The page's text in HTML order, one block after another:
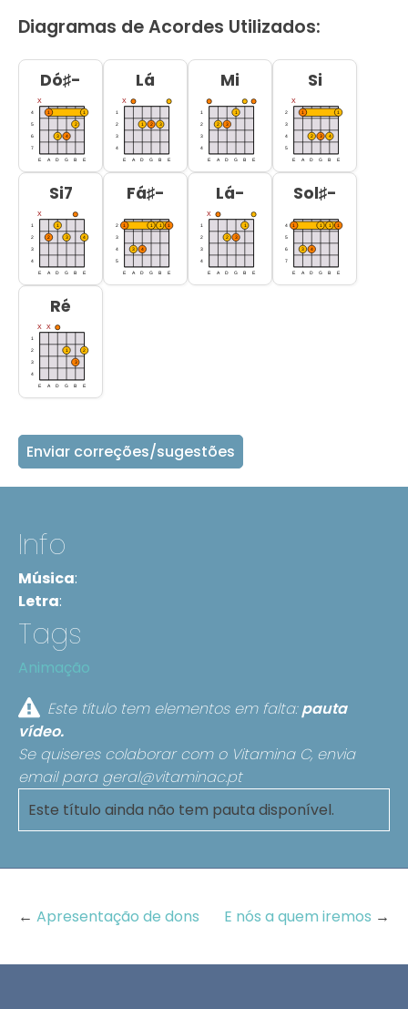
Diagramas de Acordes Utilizados:
Dó♯- Lá Mi Si
Si7 Fá♯- Lá- Sol♯-
Ré
Enviar correções/sugestões
Info
Música:
Letra:
Tags
Animação
Este título tem elementos em falta:pauta
vídeo.
Se quiseres colaborar com o Vitamina C, envia
email para geral@vitaminac.pt
Este título ainda não tem pauta disponível.
← Apresentação de dons E nós a quem iremos →